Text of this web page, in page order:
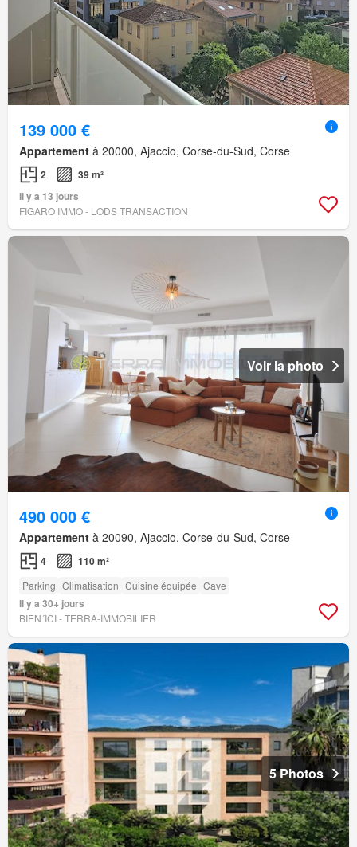
139 000 €
Appartement à 20000, Ajaccio, Corse-du-Sud, Corse
2
39 m²
Il y a 13 jours
FIGARO IMMO - LODS TRANSACTION
Voir la photo
490 000 €
Appartement à 20090, Ajaccio, Corse-du-Sud, Corse
4 110 m²
Parking Climatisation Cuisine équipée Cave
Il y a 30+ jours
BIEN´ICI - TERRA-IMMOBILIER
5 Photos